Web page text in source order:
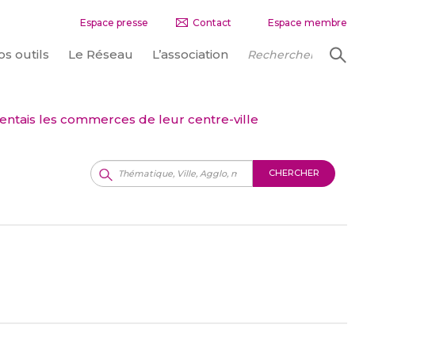
Espace presse Contact Espace membre
outils Le Réseau L’association
les commerces de leur centre-ville
CHERCHER